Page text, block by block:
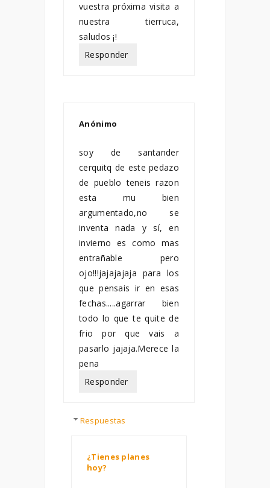
vuestra próxima visita a
nuestra tierruca,
saludos ¡!
Responder
Anónimo
soy de santander
cerquitq de este pedazo
de pueblo teneis razon
esta mu bien
argumentado,no se
inventa nada y sí, en
invierno es como mas
entrañable pero
ojo!!!jajajajaja para los
que pensais ir en esas
fechas.....agarrar bien
todo lo que te quite de
frio por que vais a
pasarlo jajaja.Merece la
pena
Responder
Respuestas
¿Tienes planes
hoy?